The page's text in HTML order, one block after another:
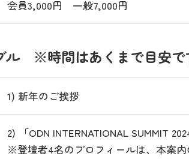
会員3,000円 一般7,000円
ル ※時間はあくまで目安で
1) 新年のご挨拶
2) 「ODN INTERNATIONAL SUMMIT
※登壇者4名のプロフィールは、本案